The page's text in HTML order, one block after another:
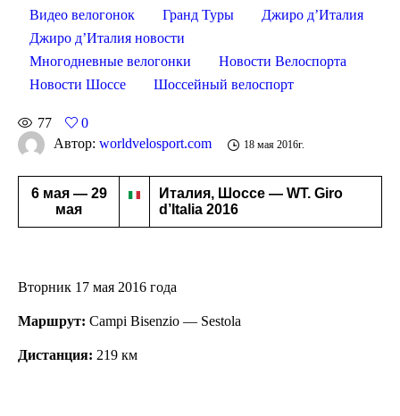
Видео велогонок
Гранд Туры
Джиро д’Италия
Джиро д’Италия новости
Многодневные велогонки
Новости Велоспорта
Новости Шоссе
Шоссейный велоспорт
77
0
Автор: worldvelosport.com 18 мая 2016г.
6 мая — 29
мая
Италия, Шоссе — WT. Giro
d’Italia 2016
Вторник 17 мая 2016 года
Маршрут: Campi Bisenzio — Sestola
Дистанция: 219 км